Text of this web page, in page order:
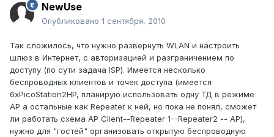
NewUse
Опубликовано 1 сентября, 2010
Так сложилось, что нужно развернуть WLAN и настроить
шлюз в Интернет, с авторизацией и разграничением по
доступу (по сути задача ISP). Имеется несколько
беспроводных клиентов и точек доступа (имеется
6хPicoStation2HP, планирую использовать одну ТД в режиме
AP а остальные как Repeater к ней, но пока не понял, сможет
ли работать схема AP Client--Repeater 1--Repeater2 -- AP),
нужно для "гостей" организовать открытую беспроводную